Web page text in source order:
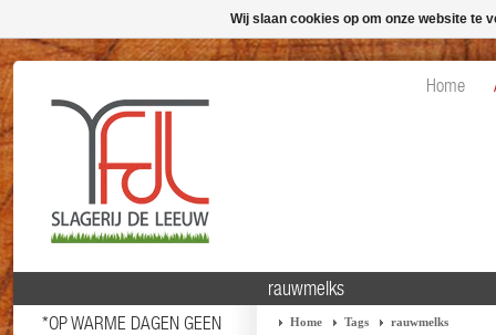
Home
*OP WARME DAGEN GEEN
rauwmelks
Home Tags rauwmelks
Wij slaan cookies op om onze website te